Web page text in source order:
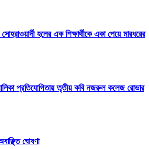
হলের এক শিক্ষার্থীকে একা পেয়ে মারধরের
প্রতিযোগিতায় তৃতীয় কবি নজরুল কলেজ রোভার
ঘোষণা